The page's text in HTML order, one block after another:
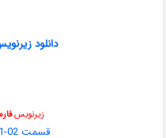
دانلود
زیرنویس
قسمت 02-01